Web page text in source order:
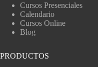
Cursos Presenciales
Calendario
Cursos Online
Blog
PRODUCTOS